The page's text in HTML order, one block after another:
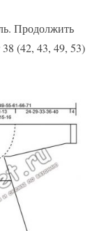
Продолжить
38 (42, 43, 49, 53)